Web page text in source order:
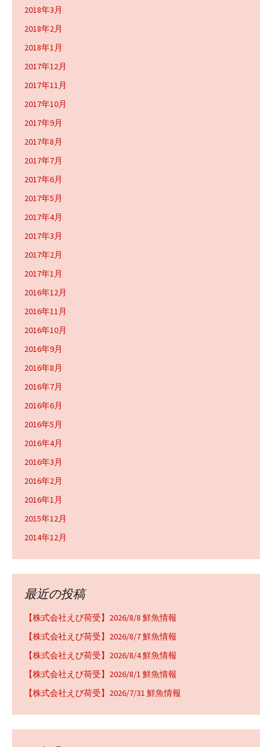
2018年3月
2018年2月
2018年1月
2017年12月
2017年11月
2017年10月
2017年9月
2017年8月
2017年7月
2017年6月
2017年5月
2017年4月
2017年3月
2017年2月
2017年1月
2016年12月
2016年11月
2016年10月
2016年9月
2016年8月
2016年7月
2016年6月
2016年5月
2016年4月
2016年3月
2016年2月
2016年1月
2015年12月
2014年12月
最近の投稿
【株式会社えび荷受】2026/8/8 鮮魚情報
【株式会社えび荷受】2026/8/7 鮮魚情報
【株式会社えび荷受】2026/8/4 鮮魚情報
【株式会社えび荷受】2026/8/1 鮮魚情報
【株式会社えび荷受】2026/7/31 鮮魚情報